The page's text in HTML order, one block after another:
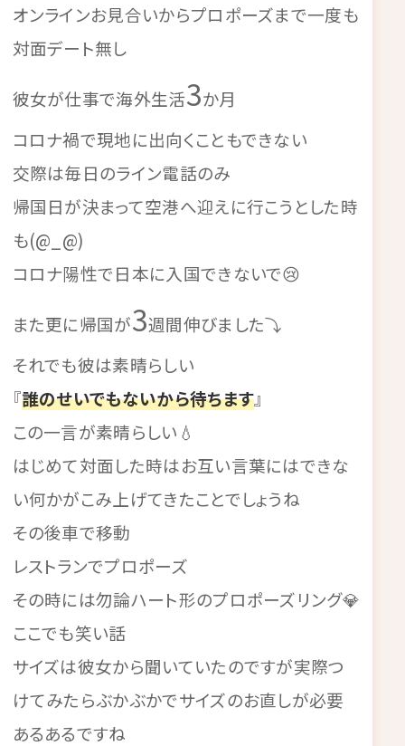
オンラインお見合いからプロポーズまで一度も
対面デート無し
彼女が仕事で海外生活3か月
コロナ禍で現地に出向くこともできない
交際は毎日のライン電話のみ
帰国日が決まって空港へ迎えに行こうとした時
も(@_@)
コロナ陽性で日本に入国できないで😢
また更に帰国が3週間伸びました⤵
それでも彼は素晴らしい
『誰のせいでもないから待ちます』
この一言が素晴らしい💧
はじめて対面した時はお互い言葉にはできな
い何かがこみ上げてきたことでしょうね
その後車で移動
レストランでプロポーズ
その時には勿論ハート形のプロポーズリング💎
ここでも笑い話
サイズは彼女から聞いていたのですが実際つ
けてみたらぶかぶかでサイズのお直しが必要
あるあるですね